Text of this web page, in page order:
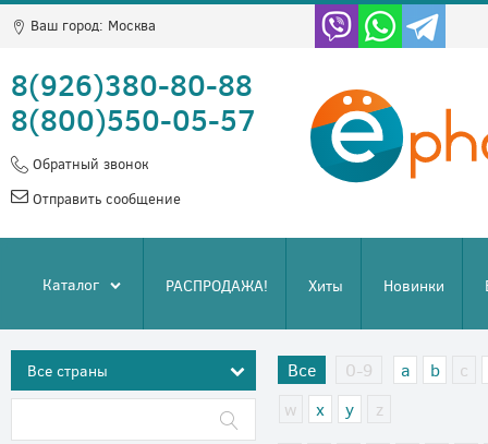
Ваш город: Москва
8(926)380-80-88
8(800)550-05-57
Обратный звонок
Отправить сообщение
Каталог РАСПРОДАЖА! Хиты Новинки
Все 0-9 a b
c
w
x y z